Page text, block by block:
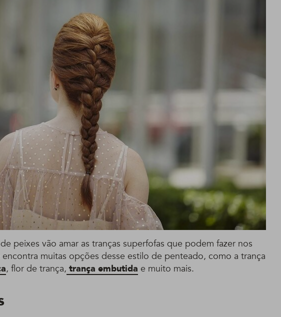
peixes vão amar as tranças superfofas que podem fazer nos
muitas opções desse estilo de penteado, como a trança
, flor de trança, trança embutida e muito mais.